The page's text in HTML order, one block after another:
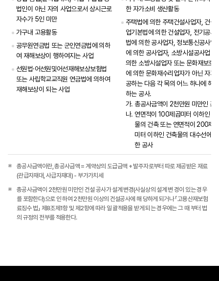
법인이 아닌 자의 사업으로서 상시근로
자수가 5인 미만
가구내 고용활동
공무원연금법 또는 군인연금법에 의하
여 재해보상이 행하여지는 사업
선원법·어선원및어선재해보상보험법
또는 사립학교교직원 연금법에 의하여
재해보상이 되는 사업
한 자가소비 생산활동
주택법에 의한 주택건설사업자, 건설
업기본법에 의한 건설업자, 전기공사
법에 의한 공사업자, 정보통신공사업
에 의한 공사업자, 소방시설공사업 법
의한 소방시설업자 또는 문화재보호법
에 의한 문화재수리업자가 아닌 자가
공하는 다음 각 목의 어느 하나에 해당
하는 공사.
가. 총공사금액이 2천만원 미만인 공
나. 연면적이 100제곱미터 이하인 건
물의 건축 또는 연면적이 200제
미터 이하인 건축물의 대수선에 관
한 공사
총공사금액이란, 총공사금액 = 계약상의 도급금액 + 발주자로부터 따로 제공받은 재료
(관급자재대, 사급자재대) - 부가가치세
총공사금액이 2천만원 미만인 건설 공사가 설계 변경(사실상의 설계 변 경이 있는 경우
를 포함한다)으로 인 하여 2천만원 이상의 건설공사에 해 당하게 되거나 「고용산재보험
료징수 법」 제8조제1항 및 제2항에 따라 일 괄적용을 받게 되는 경우에는 그 때 부터 법
의 규정의 전부를 적용한다.